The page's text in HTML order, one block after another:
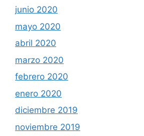
junio 2020
mayo 2020
abril 2020
marzo 2020
febrero 2020
enero 2020
diciembre 2019
noviembre 2019